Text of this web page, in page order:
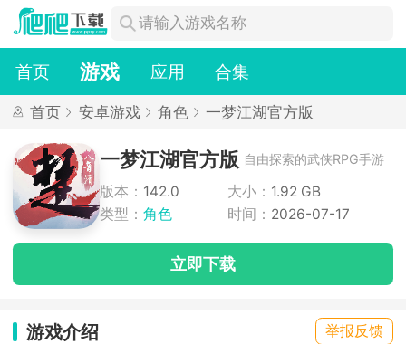
首页 游戏 应用 合集
首页 安卓游戏 角色 一梦江湖官方版
一梦江湖官方版 自由探索的武侠RPG手游
版本： 142.0 大小： 1.92 GB
类型： 角色 时间： 2026-07-17
立即下载
游戏介绍 举报反馈